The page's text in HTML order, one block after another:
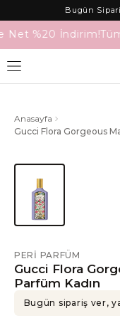
Bugün
Net %20 İndirim!
Anasayfa
Gucci Flora Gorgeous
PERI PARFÜM
Gucci Flora
Parfüm Kadın
Bugün sipariş ver,